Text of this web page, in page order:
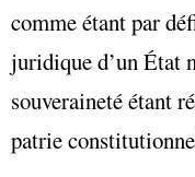
comme étant par
juridique d’un État
souveraineté étant
patrie